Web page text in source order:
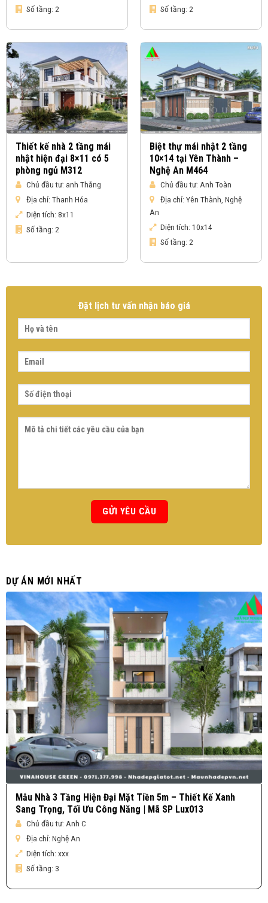
Số tầng: 2
Số tầng: 2
Thiết kế nhà 2 tầng mái
nhật hiện đại 8×11 có 5
phòng ngủ M312
Chủ đầu tư: anh Thắng
Địa chỉ: Thanh Hóa
Diện tích: 8x11
Số tầng: 2
Biệt thự mái nhật 2 tầng
10×14 tại Yên Thành –
Nghệ An M464
Chủ đầu tư: Anh Toàn
Địa chỉ: Yên Thành, Nghệ
An
Diện tích: 10x14
Số tầng: 2
Đặt lịch tư vấn nhận báo giá
DỰ ÁN MỚI NHẤT
Mẫu Nhà 3 Tầng Hiện Đại Mặt Tiền 5m – Thiết Kế Xanh
Sang Trọng, Tối Ưu Công Năng | Mã SP Lux013
Chủ đầu tư: Anh C
Địa chỉ: Nghệ An
Diện tích: xxx
Số tầng: 3